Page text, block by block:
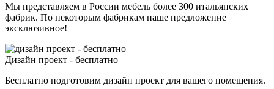
Мы представляем в России мебель более 300 итальянских
фабрик. По некоторым фабрикам наше предложение
эксклюзивное!
Дизайн проект - бесплатно
Бесплатно подготовим дизайн проект для вашего помещения.